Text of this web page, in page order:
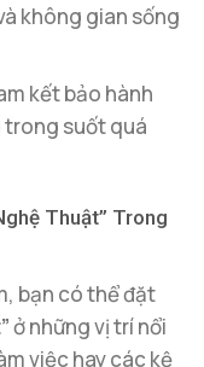
không gian sống
kết bảo hành
trong suốt quá
Thuật” Trong
bạn có thể đặt
ở những vị trí nổi
việc hay các kệ